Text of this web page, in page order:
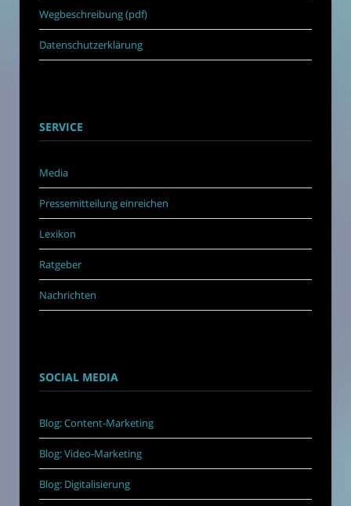
Wegbeschreibung (pdf)
Datenschutzerklärung
SERVICE
Media
Pressemitteilung einreichen
Lexikon
Ratgeber
Nachrichten
SOCIAL MEDIA
Blog: Content-Marketing
Blog: Video-Marketing
Blog: Digitalisierung